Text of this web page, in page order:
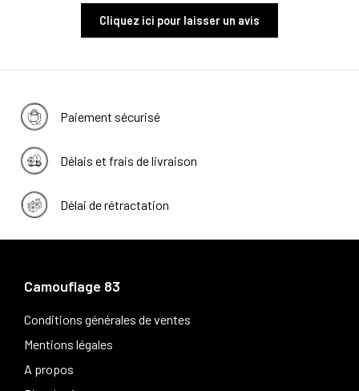
Cliquez ici pour laisser un avis
Paiement sécurisé
Délais et frais de livraison
Délai de rétractation
Camouflage 83
Conditions générales de ventes
Mentions légales
A propos